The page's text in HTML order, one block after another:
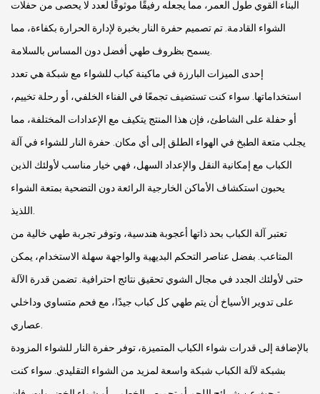
البناء القوي طول العمر، مما يجعله رفيقًا موثوقًا لعدد لا يحصى من حفلات
الشواء القادمة. تم تصميم حفرة النار بخبرة لإدارة الحرارة بكفاءة، مما
إحدى الميزات البارزة في ماكينة كباب للشواء مع شبكة هي تعدد
استخداماتها. سواء كنت تستضيف تجمعًا في الفناء الخلفي، أو رحلة تخييم،
أو حفلة على الشاطئ، فإن هذا المنتج يتكيف مع الإعدادات المختلفة، مما
يجلب متعة الطبخ في الهواء الطلق إلى أي مكان. حفرة النار للشواء في آلة
الكباب مع إمكانية النقل والإعداد السهل، فهي خيار مناسب لأولئك الذين
يحبون استكشاف الأماكن الخارجية الرائعة دون التضحية بمتعة الشواء
تعتبر آلة الكباب بحد ذاتها أعجوبة هندسية، وتوفر تجربة طهي خالية من
المتاعب. بفضل عناصر التحكم البديهية والواجهة سهلة الاستخدام، يمكن
حتى لأولئك الجدد في مجال الشوي تحقيق نتائج احترافية. تضمن قدرة الآلة
على تدوير الأسياخ أن يتم طهي كل كباب جيدًا، مع فحم متساوي وداخلي
بالإضافة إلى قدرات شواء الكباب المتميزة، توفر حفرة النار للشواء المزودة
بشبكة لآلة الكباب شبكة واسعة لمزيد من الشواء التقليدي. سواء كنت